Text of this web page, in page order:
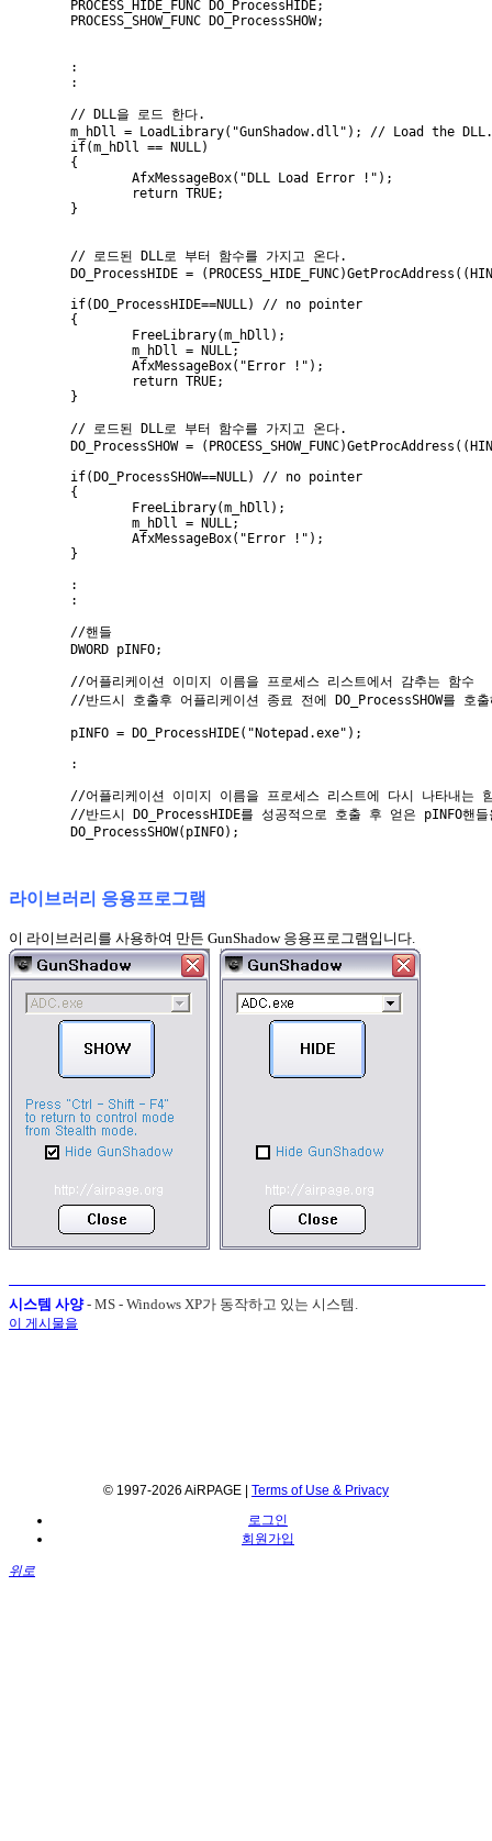
        PROCESS_HIDE_FUNC DO_ProcessHIDE;
        PROCESS_SHOW_FUNC DO_ProcessSHOW;
        :
        :
        // DLL을 로드 한다.
        m_hDll = LoadLibrary("GunShadow.dll"); // Load the DLL.
        if(m_hDll == NULL)
        {
                AfxMessageBox("DLL Load Error !");
                return TRUE;
        }
        // 로드된 DLL로 부터 함수를 가지고 온다.
DO_ProcessHIDE =
        if(DO_ProcessHIDE==NULL) // no pointer
        {
                FreeLibrary(m_hDll);
                m_hDll = NULL;
                AfxMessageBox("Error !");
                return TRUE;
        }
        // 로드된 DLL로 부터 함수를 가지고 온다.
DO_ProcessSHOW =
        if(DO_ProcessSHOW==NULL) // no pointer
        {
                FreeLibrary(m_hDll);
                m_hDll = NULL;
                AfxMessageBox("Error !");
        }
        :
        :
        //핸들
        DWORD pINFO;
        //어플리케이션 이미지 이름을 프로세스 리스트에서 감추는 함수
//반드시 호출후 어플리케이션 종료 전에 DO_ProcessSHOW를 호출
        pINFO = DO_ProcessHIDE("Notepad.exe");
        :
//어플리케이션 이미지 이름을 프로세스 리스트에 다시 나타내는
//반드시 DO_ProcessHIDE를 성공적으로 호출 후 얻은 pINFO핸들
라이브러리 응용프로그램
이 라이브러리를 사용하여 만든 GunShadow 응용프로그램입니다.
시스템 사양- MS - Windows XP가 동작하고 있는 시스템.
이 게시물을
© 1997-2026 AiRPAGE | Terms of Use & Privacy
로그인
회원가입
위로